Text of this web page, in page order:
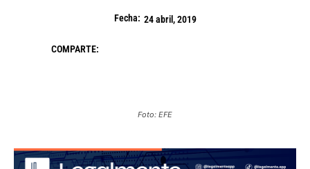
Fecha: 24 abril, 2019
COMPARTE:
Foto: EFE